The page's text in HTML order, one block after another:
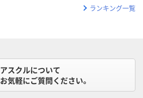
ランキング一覧
アスクルについて
お気軽にご質問ください。